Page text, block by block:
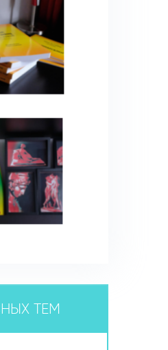
ТЕМ